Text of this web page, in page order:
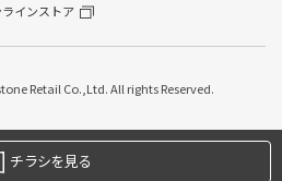
インストア
Retail Co.,Ltd. All rights Reserved.
チラシを見る